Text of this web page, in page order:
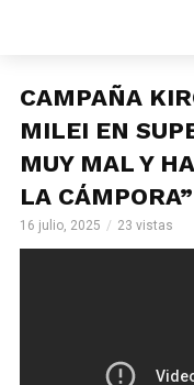
CAMPAÑA
MILEI EN
MUY MAL Y
LA CÁMPORA”
16 julio, 2025 23 vistas